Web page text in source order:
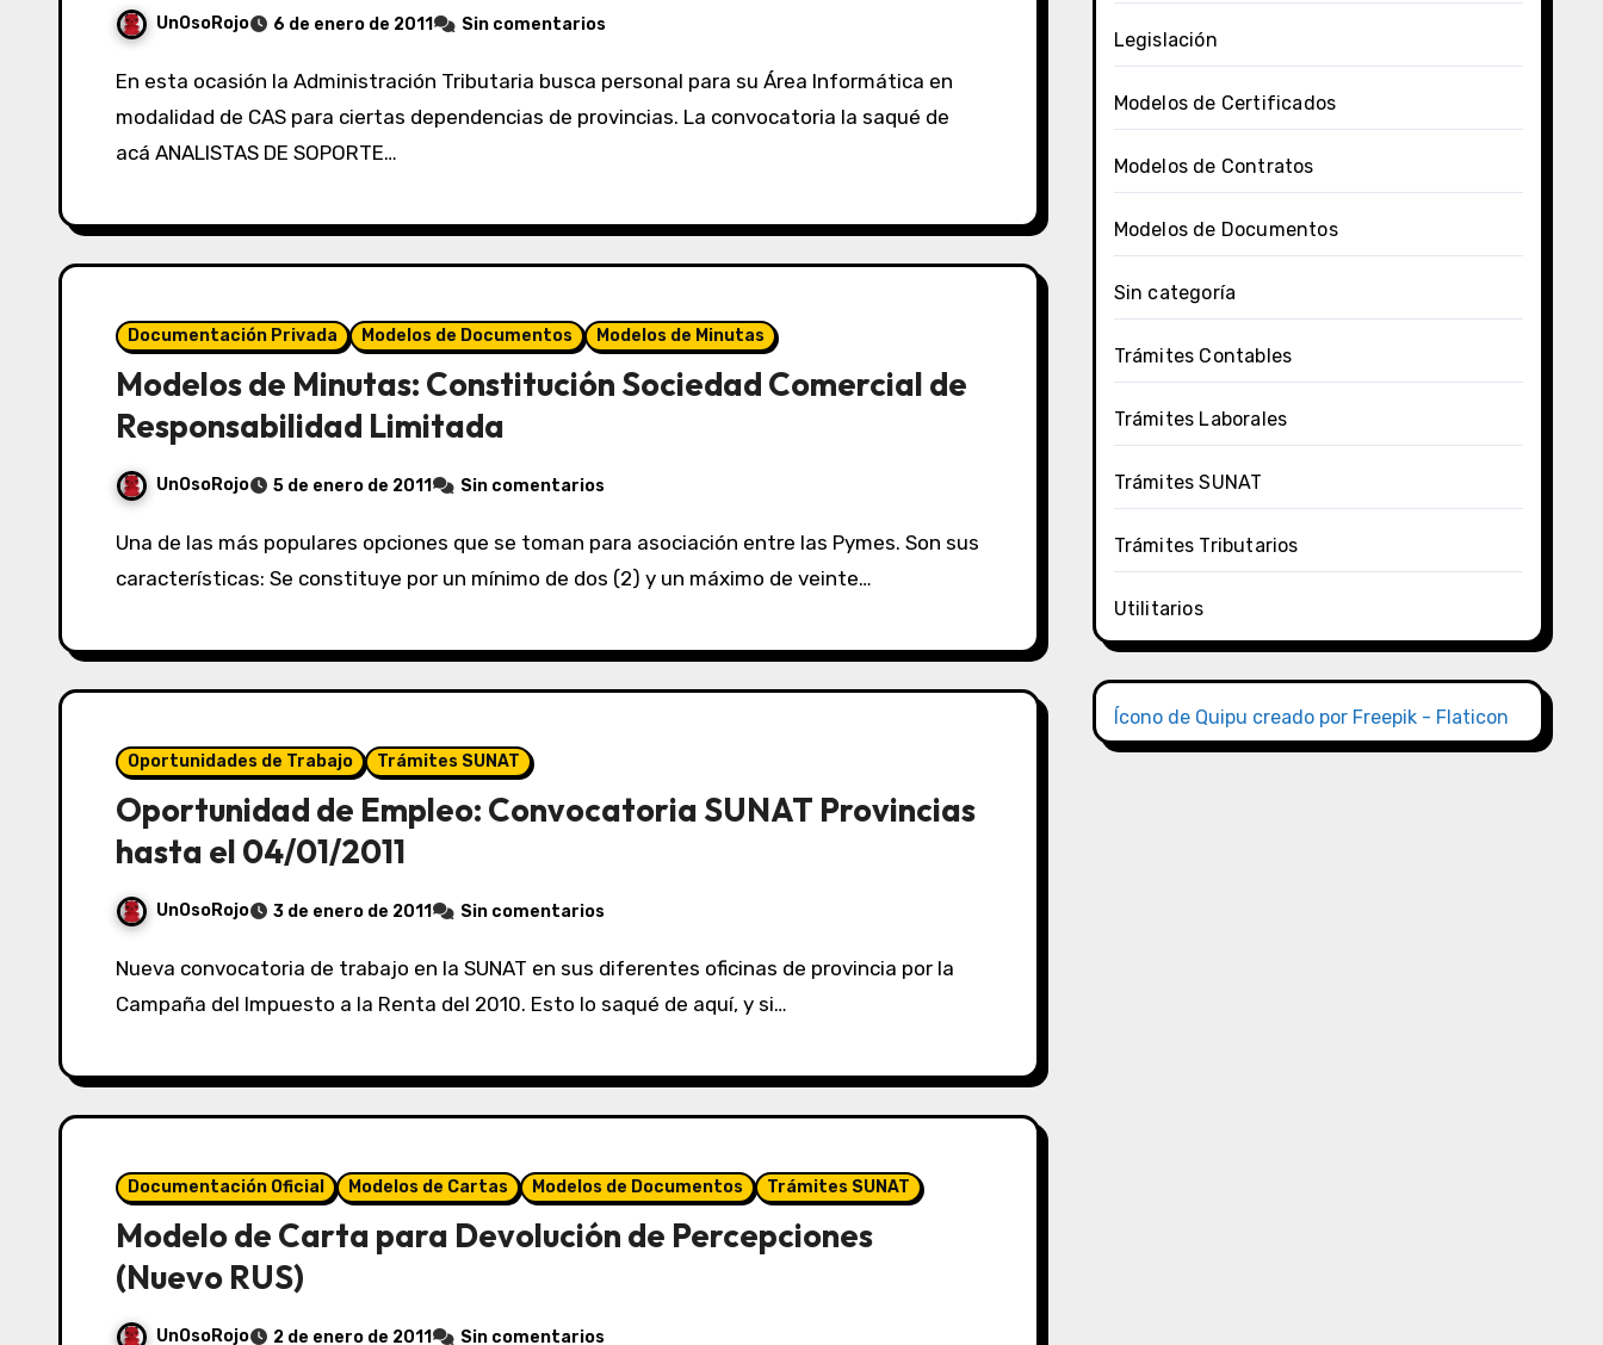
UnOsoRojo 6 de enero de 2011 Sin comentarios
En esta ocasión la Administración Tributaria busca personal para su Área Informática en
modalidad de CAS para ciertas dependencias de provincias. La convocatoria la saqué de
acá ANALISTAS DE SOPORTE…
Documentación Privada Modelos de Documentos Modelos de Minutas
Modelos de Minutas: Constitución Sociedad Comercial de
Responsabilidad Limitada
UnOsoRojo 5 de enero de 2011 Sin comentarios
Una de las más populares opciones que se toman para asociación entre las Pymes. Son sus
características: Se constituye por un mínimo de dos (2) y un máximo de veinte…
Oportunidades de Trabajo Trámites SUNAT
Oportunidad de Empleo: Convocatoria SUNAT Provincias
hasta el 04/01/2011
UnOsoRojo 3 de enero de 2011 Sin comentarios
Nueva convocatoria de trabajo en la SUNAT en sus diferentes oficinas de provincia por la
Campaña del Impuesto a la Renta del 2010. Esto lo saqué de aquí, y si…
Documentación Oficial Modelos de Cartas Modelos de Documentos Trámites SUNAT
Modelo de Carta para Devolución de Percepciones
(Nuevo RUS)
UnOsoRojo 2 de enero de 2011 Sin comentarios
Legislación
Modelos de Certificados
Modelos de Contratos
Modelos de Documentos
Sin categoría
Trámites Contables
Trámites Laborales
Trámites SUNAT
Trámites Tributarios
Utilitarios
Ícono de Quipu creado por Freepik - Flaticon